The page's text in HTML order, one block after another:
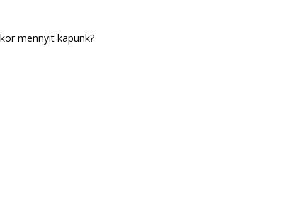
mennyit kapunk?